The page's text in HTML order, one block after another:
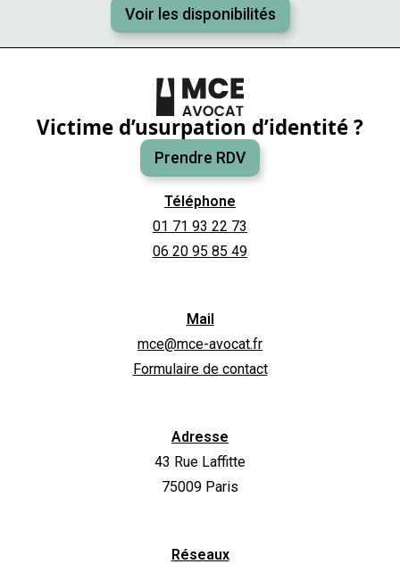
Voir les disponibilités
Victime d’usurpation d’identité ?
Prendre RDV
Téléphone
01 71 93 22 73
06 20 95 85 49
Mail
mce@mce-avocat.fr
Formulaire de contact
Adresse
43 Rue Laffitte
75009 Paris
Réseaux